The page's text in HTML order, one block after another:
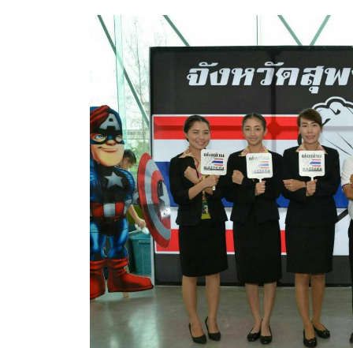
ระเบียบพัสดุฯ การจัดซื้อจัดจ้าง
การเสริมสร้างคุณธรรมจริยธรรม
ITA : การประเมินคุณธรรมและความโปร่งใสในการ
การจัดการความรู้ (KM)
ข้อระเบียบและกฎหมาย
มาตรฐานการปฏิบัติงาน
แผนพัฒนาท้องถิ่น ของอบจ.สุพรรณบุรี